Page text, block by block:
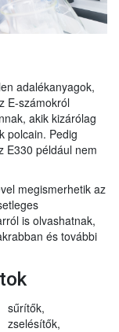
adalékanyagok,
E-számokról
akik kizárólag
polcain. Pedig
E330 például nem
megismerhetik az
is olvashatnak,
és további
sűrítők,
zselésítők,